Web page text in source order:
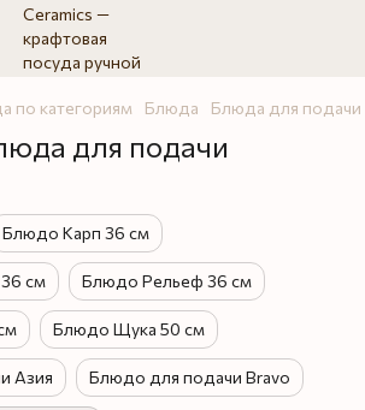
по категориям Блюда Блюда для подачи
для подачи
Блюдо Карп 36 см
см Блюдо Рельеф 36 см
Блюдо Щука 50 см
Азия Блюдо для подачи Bravo